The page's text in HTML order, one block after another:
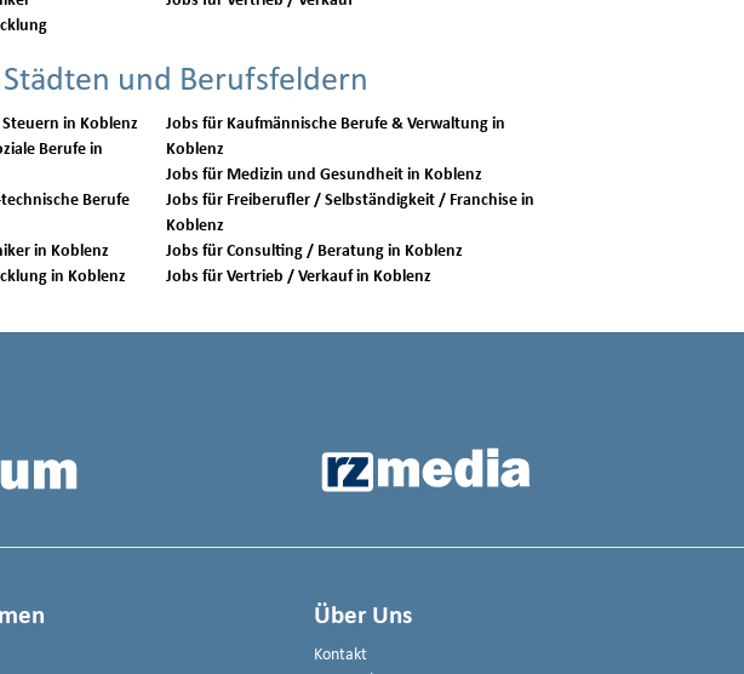
und Berufsfeldern
Jobs für Finanzen / Controlling / Steuern in Koblenz
Berufe in
Berufe
Jobs für Ingenieurberufe / Techniker in Koblenz
Jobs für IT / TK / Software-Entwicklung in Koblenz
Jobs für Kaufmännische Berufe & Verwaltung in
Koblenz
Jobs für Medizin und Gesundheit in Koblenz
Jobs für Freiberufler / Selbständigkeit / Franchise in
Koblenz
Jobs für Consulting / Beratung in Koblenz
Jobs für Vertrieb / Verkauf in Koblenz
Über Uns
Kontakt